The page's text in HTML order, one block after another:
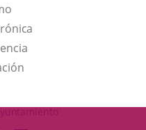
This
link
will
open
a